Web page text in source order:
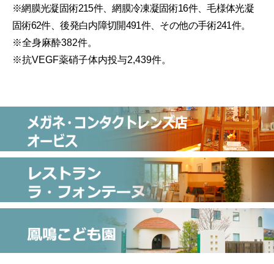
※網膜光凝固術215件、網膜冷凍凝固術16件、毛様体光凝
固術62件、後発白内障切開491件、その他の手術241件。
※全身麻酔382件。
※抗VEGF薬硝子体内投与2,439件。